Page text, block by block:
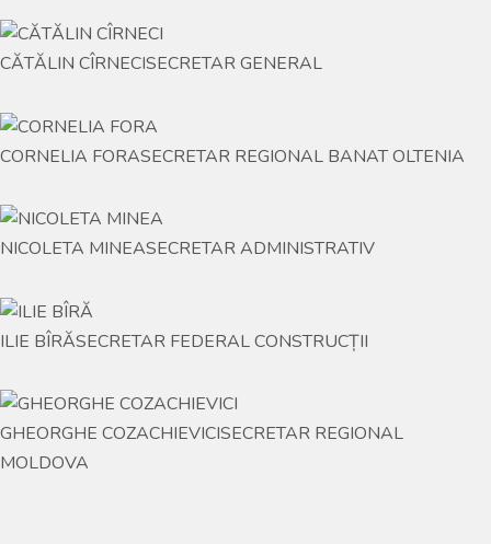
CĂTĂLIN CÎRNECISECRETAR GENERAL
CORNELIA FORASECRETAR REGIONAL BANAT OLTENIA
NICOLETA MINEASECRETAR ADMINISTRATIV
ILIE BÎRĂSECRETAR FEDERAL CONSTRUCȚII
GHEORGHE COZACHIEVICISECRETAR REGIONAL
MOLDOVA